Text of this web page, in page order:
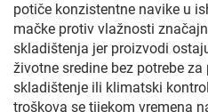
potiče konzistentne navike u
mačke protiv vlažnosti
skladištenja jer proizvodi
životne sredine bez potrebe
skladištenje ili klimatski
troškova se tijekom vremena